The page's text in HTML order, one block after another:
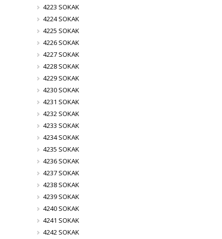
4223 SOKAK
4224 SOKAK
4225 SOKAK
4226 SOKAK
4227 SOKAK
4228 SOKAK
4229 SOKAK
4230 SOKAK
4231 SOKAK
4232 SOKAK
4233 SOKAK
4234 SOKAK
4235 SOKAK
4236 SOKAK
4237 SOKAK
4238 SOKAK
4239 SOKAK
4240 SOKAK
4241 SOKAK
4242 SOKAK